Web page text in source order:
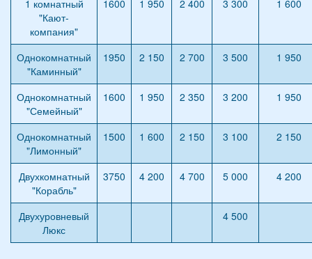
1 комнатный
"Кают-
компания"
1600 1 950 2 400 3 300 1 600
Однокомнатный
"Каминный"
1950 2 150 2 700 3 500 1 950
Однокомнатный
"Семейный"
1600 1 950 2 350 3 200 1 950
Однокомнатный
"Лимонный"
1500 1 600 2 150 3 100 2 150
Двухкомнатный
"Корабль"
3750 4 200 4 700 5 000 4 200
Двухуровневый
Люкс
4 500